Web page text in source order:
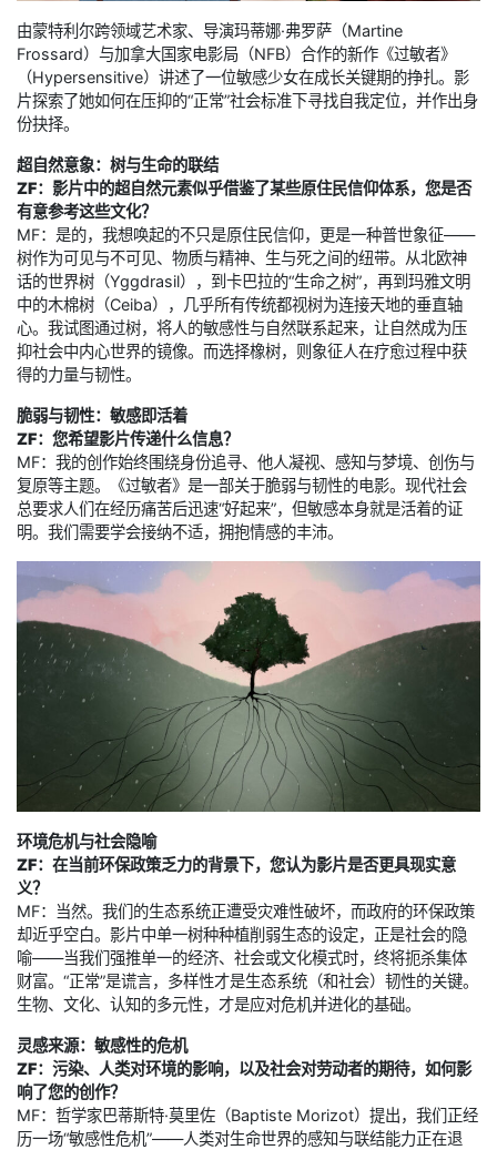
由蒙特利尔跨领域艺术家、导演玛蒂娜·弗罗萨（Martine
Frossard）与加拿大国家电影局（NFB）合作的新作《过敏者》
（Hypersensitive）讲述了一位敏感少女在成长关键期的挣扎。影
片探索了她如何在压抑的“正常”社会标准下寻找自我定位，并作出身
份抉择。
超自然意象：树与生命的联结
ZF：影片中的超自然元素似乎借鉴了某些原住民信仰体系，您是否
有意参考这些文化？
MF：是的，我想唤起的不只是原住民信仰，更是一种普世象征——
树作为可见与不可见、物质与精神、生与死之间的纽带。从北欧神
话的世界树（Yggdrasil），到卡巴拉的“生命之树”，再到玛雅文明
中的木棉树（Ceiba），几乎所有传统都视树为连接天地的垂直轴
心。我试图通过树，将人的敏感性与自然联系起来，让自然成为压
抑社会中内心世界的镜像。而选择橡树，则象征人在疗愈过程中获
得的力量与韧性。
脆弱与韧性：敏感即活着
ZF：您希望影片传递什么信息？
MF：我的创作始终围绕身份追寻、他人凝视、感知与梦境、创伤与
复原等主题。《过敏者》是一部关于脆弱与韧性的电影。现代社会
总要求人们在经历痛苦后迅速“好起来”，但敏感本身就是活着的证
明。我们需要学会接纳不适，拥抱情感的丰沛。
环境危机与社会隐喻
ZF：在当前环保政策乏力的背景下，您认为影片是否更具现实意
义？
MF：当然。我们的生态系统正遭受灾难性破坏，而政府的环保政策
却近乎空白。影片中单一树种种植削弱生态的设定，正是社会的隐
喻——当我们强推单一的经济、社会或文化模式时，终将扼杀集体
财富。“正常”是谎言，多样性才是生态系统（和社会）韧性的关键。
生物、文化、认知的多元性，才是应对危机并进化的基础。
灵感来源：敏感性的危机
ZF：污染、人类对环境的影响，以及社会对劳动者的期待，如何影
响了您的创作？
MF：哲学家巴蒂斯特·莫里佐（Baptiste Morizot）提出，我们正经
历一场“敏感性危机”——人类对生命世界的感知与联结能力正在退